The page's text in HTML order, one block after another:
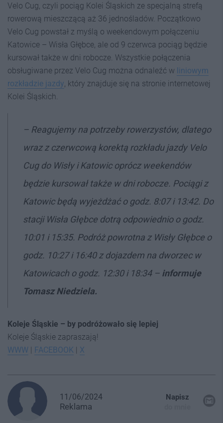
Velo Cug, czyli pociąg Kolei Śląskich ze specjalną strefą
rowerową mieszczącą aż 36 jednośladów. Początkowo
Velo Cug powstał z myślą o weekendowym połączeniu
Katowice – Wisła Głębce, ale od 9 czerwca pociąg będzie
kursował także w dni robocze. Wszystkie połączenia
obsługiwane przez Velo Cug można odnaleźć w liniowym
rozkładzie jazdy , który znajduje się na stronie internetowej
Kolei Śląskich.
– Reagujemy na potrzeby rowerzystów, dlatego
wraz z czerwcową korektą rozkładu jazdy Velo
Cug do Wisły i Katowic oprócz weekendów
będzie kursował także w dni robocze. Pociągiz
Katowic będą wyjeżdżać o godz. 8:07 i 13:42. Do
stacji Wisła Głębce dotrą odpowiednio o godz.
10:01 i 15:35. Podróż powrotna z Wisły Głębce o
godz. 10:27 i 16:40 z dojazdem na dworzec w
Katowicach o godz. 12:30 i 18:34 – informuje
Tomasz Niedziela.
Koleje Śląskie – by podróżowało się lepiej
Koleje Śląskie zapraszają!
WWW | FACEBOOK | X
11/06/2024
Reklama
Napisz